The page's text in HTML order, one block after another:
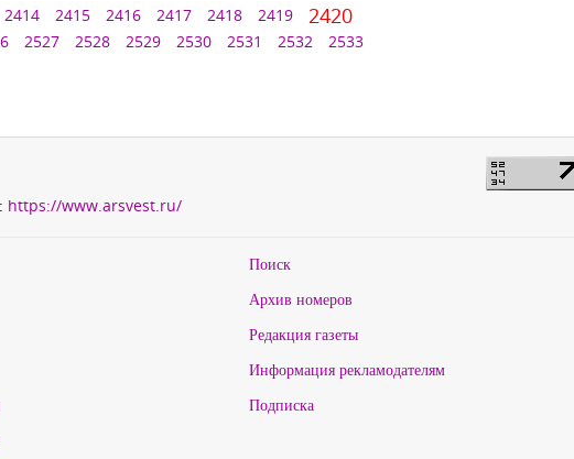
2414 2415 2416 2417 2418 2419 2420
2527 2528 2529 2530 2531 2532
2533
https://www.arsvest.ru/
Поиск
Архив номеров
Редакция газеты
Информация рекламодателям
Подписка